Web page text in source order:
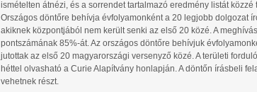
ismételten átnézi, és a sorrendet tartalmazó eredmény listát
Országos döntőre behívja évfolyamonként a 20 legjobb dolgozat
akiknek központjából nem került senki az első 20 közé. A
pontszámának 85%-át. Az országos döntőre behívjuk
jutottak az első 20 magyarországi versenyző közé. A területi
héttel olvasható a Curie Alapítvány honlapján. A döntőn írásbeli
vehetnek részt.